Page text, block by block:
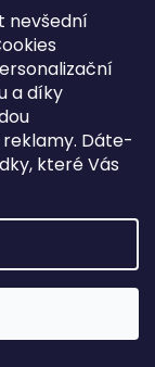
nevšední
a díky
Dáte-
které Vás